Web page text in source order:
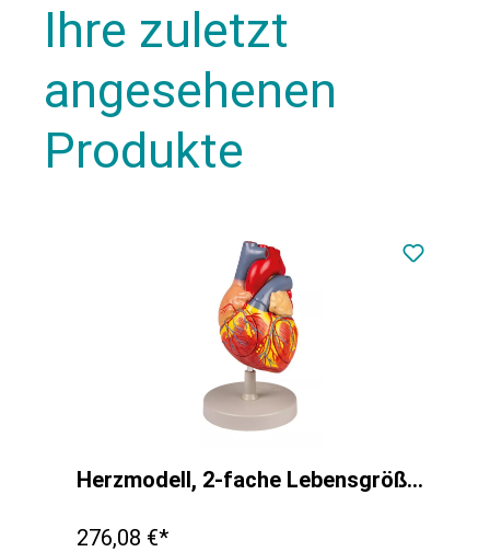
Ihre zuletzt
angesehenen
Produkte
Herzmodell, 2-fache Lebensgröße, 4 Teile
276,08 €*